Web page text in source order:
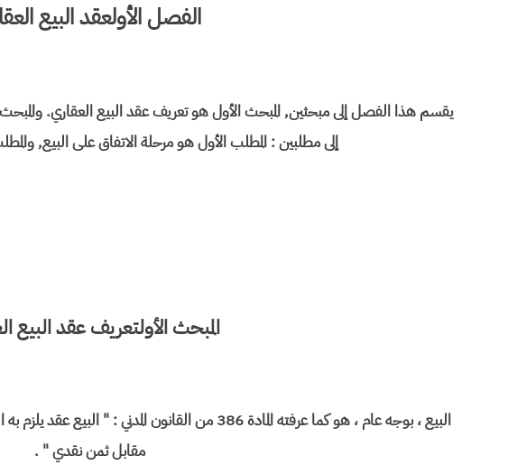
الفصل الأولعقد البيع
يقسم هذا الفصل إلى مبحثين, المبحث الأول هو تعريف عقد البيع العقاري.
إلى مطلبين : المطلب الأول هو مرحلة الاتفاق على البيع,
المبحث الأولتعريف عقد البيع
البيع ، بوجه عام ، هو كما عرفته المادة 386 من القانون
مقابل ثمن نقدي " .